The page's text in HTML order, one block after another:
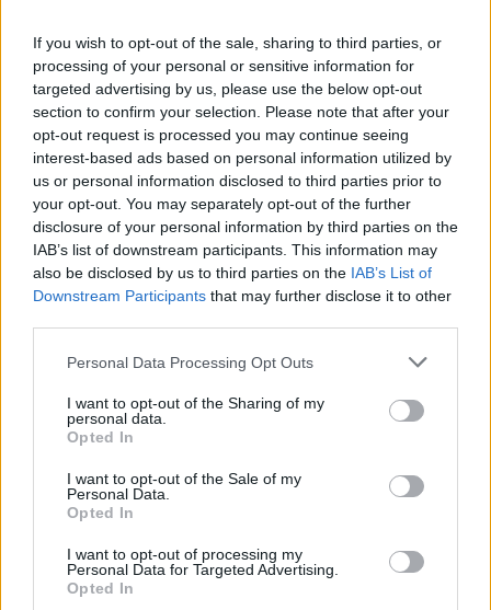
If you wish to opt-out of the sale, sharing to third parties, or
processing of your personal or sensitive information for
targeted advertising by us, please use the below opt-out
section to confirm your selection. Please note that after your
opt-out request is processed you may continue seeing
interest-based ads based on personal information utilized by
us or personal information disclosed to third parties prior to
your opt-out. You may separately opt-out of the further
disclosure of your personal information by third parties on the
IAB’s list of downstream participants. This information may
also be disclosed by us to third parties on the IAB’s List of
Downstream Participants that may further disclose it to other
Please note that this website/app uses one or more Google
not limited to your visit or usage behaviour. You may click to
grant or deny consent to Google and its third-party tags to
use your data for below specified purposes in below Google
consent section.
Personal Data Processing Opt Outs
I want to opt-out of the Sharing of my
personal data.
Opted In
I want to opt-out of the Sale of my
Personal Data.
Opted In
I want to opt-out of processing my
Personal Data for Targeted Advertising.
Opted In
Meccs Center
Paris Saint-Germainvs